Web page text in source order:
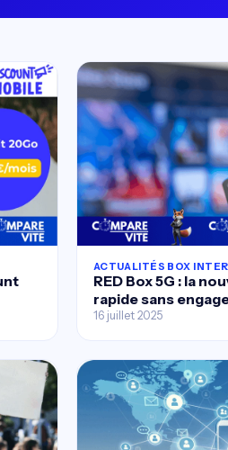
ACTUALITÉS BOX
RED Box 5G : la
rapide sans
16 juillet 2025